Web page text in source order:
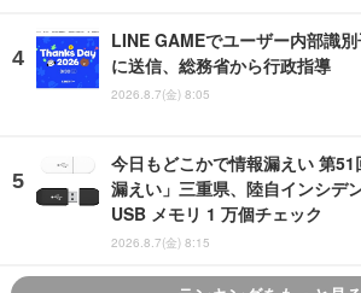
LINE GAMEでユーザー内部識
に送信、総務省から行政指導
2026.8.7(金) 8:05
今日もどこかで情報漏えい 第
漏えい」三重県、陸自インシデ
USB メモリ 1 万個チェック
2026.8.7(金) 8:15